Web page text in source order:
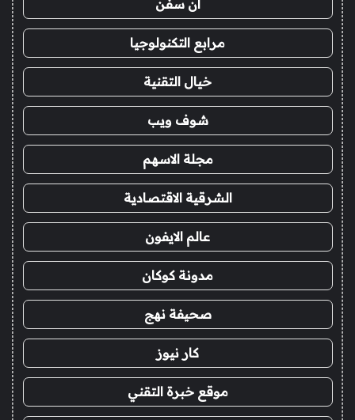
ان سفن
مرابع التكنولوجيا
خيال التقنية
شوف ويب
مجلة الاسهم
الشرقية الاقتصادية
عالم الايفون
مدونة كوكان
صحيفة نهج
كار نيوز
موقع خبرة التقني